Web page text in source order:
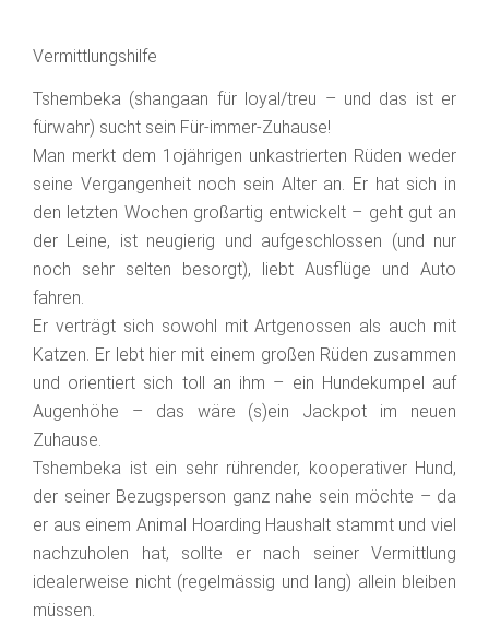
Vermittlungshilfe
Tshembeka (shangaan für loyal/treu – und das ist er
fürwahr) sucht sein Für-immer-Zuhause!
Man merkt dem 1ojährigen unkastrierten Rüden weder
seine Vergangenheit noch sein Alter an. Er hat sich in
den letzten Wochen großartig entwickelt – geht gut an
der Leine, ist neugierig und aufgeschlossen (und nur
noch sehr selten besorgt), liebt Ausflüge und Auto
fahren.
Er verträgt sich sowohl mit Artgenossen als auch mit
Katzen. Er lebt hier mit einem großen Rüden zusammen
und orientiert sich toll an ihm – ein Hundekumpel auf
Augenhöhe – das wäre (s)ein Jackpot im neuen
Zuhause.
Tshembeka ist ein sehr rührender, kooperativer Hund,
der seiner Bezugsperson ganz nahe sein möchte – da
er aus einem Animal Hoarding Haushalt stammt und viel
nachzuholen hat, sollte er nach seiner Vermittlung
idealerweise nicht (regelmässig und lang) allein bleiben
müssen.